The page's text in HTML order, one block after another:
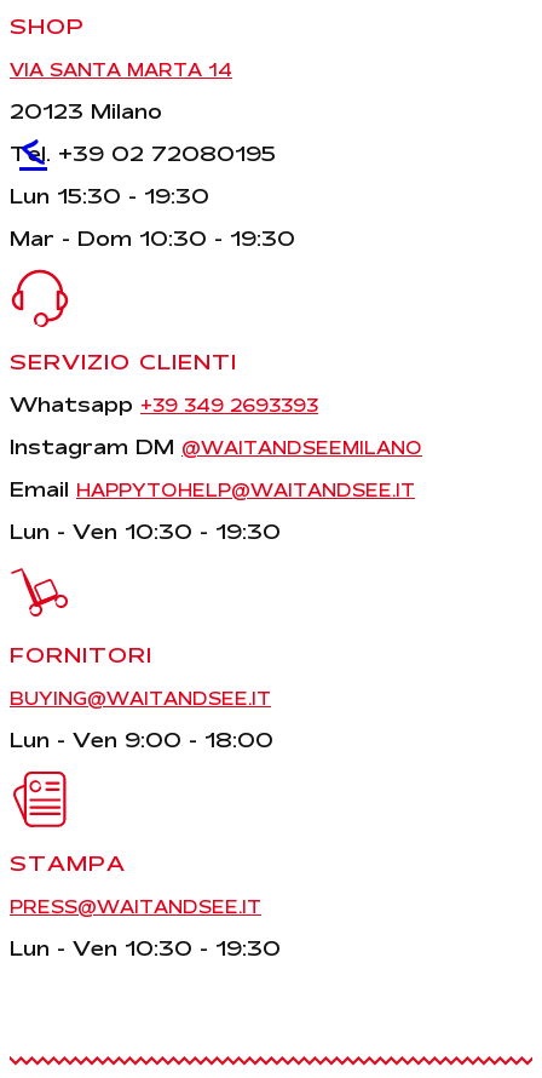
<
SHOP
VIA SANTA MARTA 14
20123 Milano
Tel. +39 02 72080195
Lun 15:30 - 19:30
Mar - Dom 10:30 - 19:30
SERVIZIO CLIENTI
Whatsapp +39 349 2693393
Instagram DM @WAITANDSEEMILANO
Email HAPPYTOHELP@WAITANDSEE.IT
Lun - Ven 10:30 - 19:30
FORNITORI
BUYING@WAITANDSEE.IT
Lun - Ven 9:00 - 18:00
STAMPA
PRESS@WAITANDSEE.IT
Lun - Ven 10:30 - 19:30